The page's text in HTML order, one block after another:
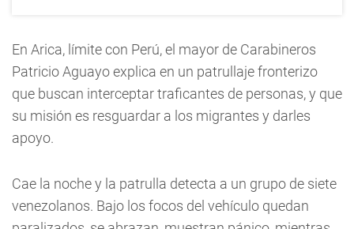
En Arica, límite con Perú, el mayor de Carabineros
Patricio Aguayo explica en un patrullaje fronterizo
que buscan interceptar traficantes de personas, y que
su misión es resguardar a los migrantes y darles
apoyo.
Cae la noche y la patrulla detecta a un grupo de siete
venezolanos. Bajo los focos del vehículo quedan